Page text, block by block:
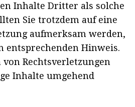
Inhalte Dritter als solche
Sie trotzdem auf eine
aufmerksam werden,
Hinweis.
Rechtsverletzungen
Inhalte umgehend